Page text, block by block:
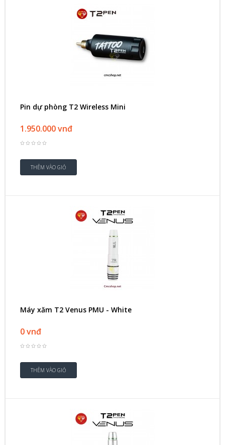
Pin dự phòng T2 Wireless Mini
1.950.000 vnđ
Máy xăm T2 Venus PMU - White
0 vnđ